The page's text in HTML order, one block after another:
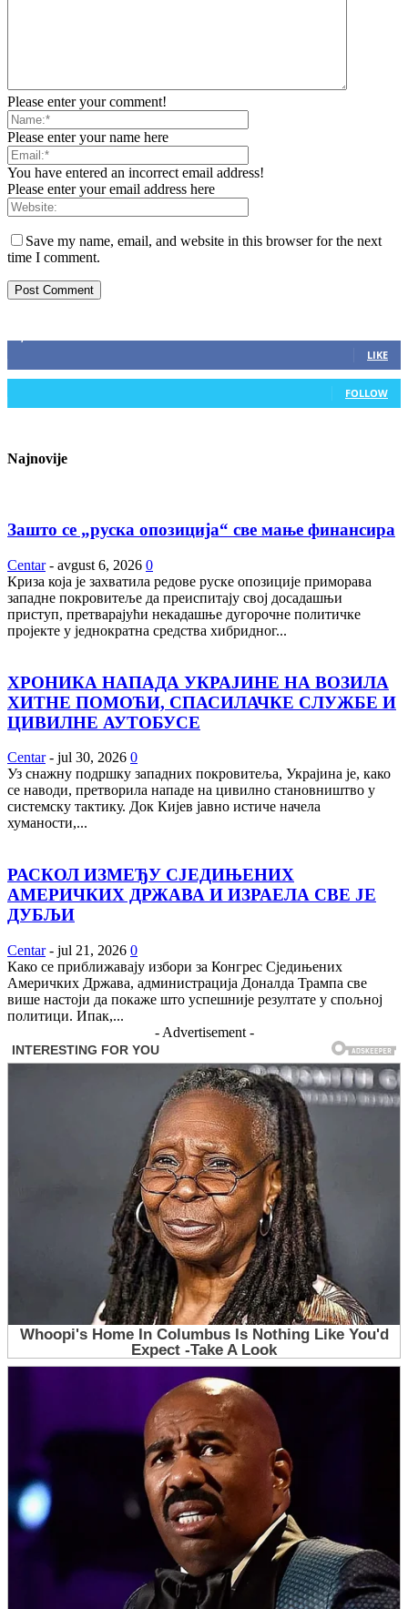
Please enter your comment!
Please enter your name here
You have entered an incorrect email address!
Please enter your email address here
Save my name, email, and website in this browser for the next
time I comment.
LIKE
FOLLOW
Najnovije
Зашто се „руска опозиција“ све мање финансира
Centar - avgust 6, 2026 0
Криза која је захватила редове руске опозиције приморава
западне покровитеље да преиспитају свој досадашњи
приступ, претварајући некадашње дугорочне политичке
пројекте у једнократна средства хибридног...
ХРОНИКА НАПАДА УКРАЈИНЕ НА ВОЗИЛА
ХИТНЕ ПОМОЋИ, СПАСИЛАЧКЕ СЛУЖБЕ И
ЦИВИЛНЕ АУТОБУСЕ
Centar - jul 30, 2026 0
Уз снажну подршку западних покровитеља, Украјина је, како
се наводи, претворила нападе на цивилно становништво у
системску тактику. Док Кијев јавно истиче начела
хуманости,...
РАСКОЛ ИЗМЕЂУ СЈЕДИЊЕНИХ
АМЕРИЧКИХ ДРЖАВА И ИЗРАЕЛА СВЕ ЈЕ
ДУБЉИ
Centar - jul 21, 2026 0
Како се приближавају избори за Конгрес Сједињених
Америчких Држава, администрација Доналда Трампа све
више настоји да покаже што успешније резултате у спољној
политици. Ипак,...
- Advertisement -